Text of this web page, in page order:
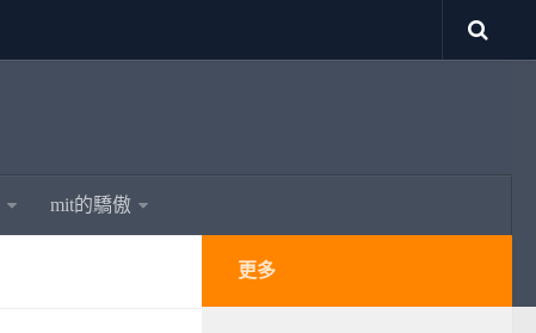
mit的驕傲
更多